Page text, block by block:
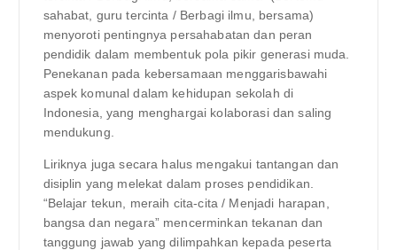
sahabat, guru tercinta / Berbagi ilmu, bersama)
menyoroti pentingnya persahabatan dan peran
pendidik dalam membentuk pola pikir generasi muda.
Penekanan pada kebersamaan menggarisbawahi
aspek komunal dalam kehidupan sekolah di
Indonesia, yang menghargai kolaborasi dan saling
mendukung.
Liriknya juga secara halus mengakui tantangan dan
disiplin yang melekat dalam proses pendidikan.
“Belajar tekun, meraih cita-cita / Menjadi harapan,
bangsa dan negara” mencerminkan tekanan dan
tanggung jawab yang dilimpahkan kepada peserta